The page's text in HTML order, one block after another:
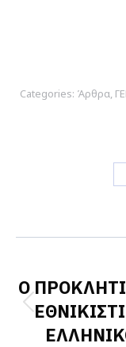
Categories: Άρθρα,
Ο